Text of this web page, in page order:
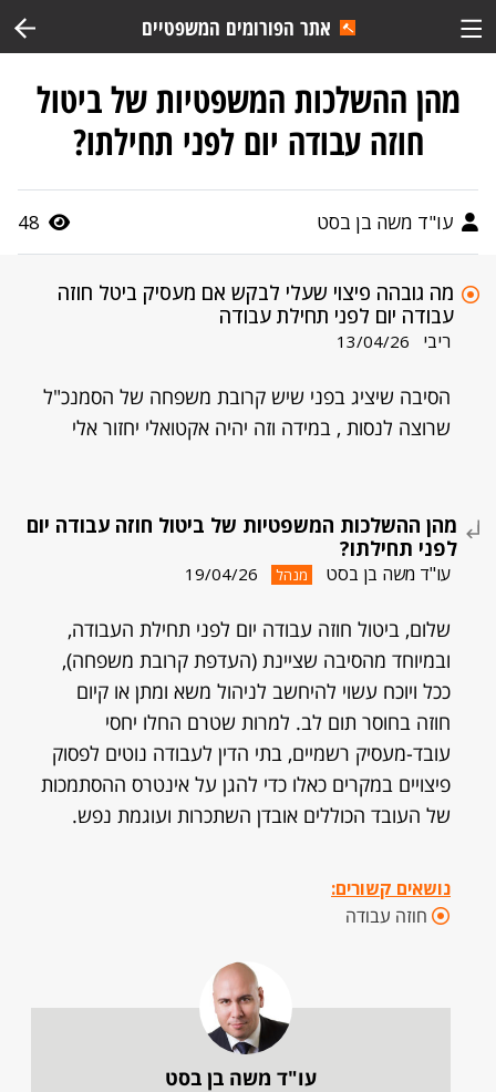
אתר הפורומים המשפטיים
מהן ההשלכות המשפטיות של ביטול
חוזה עבודה יום לפני תחילתו?
עו"ד משה בן בסט 48
מה גובהה פיצוי שעלי לבקש אם מעסיק ביטל חוזה
עבודה יום לפני תחילת עבודה
ריבי 13/04/26
הסיבה שיציג בפני שיש קרובת משפחה של הסמנכ"ל
שרוצה לנסות , במידה וזה יהיה אקטואלי יחזור אלי
מהן ההשלכות המשפטיות של ביטול חוזה עבודה יום
לפני תחילתו?
עו"ד משה בן בסט מנהל 19/04/26
שלום, ביטול חוזה עבודה יום לפני תחילת העבודה,
ובמיוחד מהסיבה שציינת (העדפת קרובת משפחה),
ככל ויוכח עשוי להיחשב לניהול משא ומתן או קיום
חוזה בחוסר תום לב. למרות שטרם החלו יחסי
עובד-מעסיק רשמיים, בתי הדין לעבודה נוטים לפסוק
פיצויים במקרים כאלו כדי להגן על אינטרס ההסתמכות
של העובד הכוללים אובדן השתכרות ועוגמת נפש.
נושאים קשורים:
חוזה עבודה
עו"ד משה בן בסט